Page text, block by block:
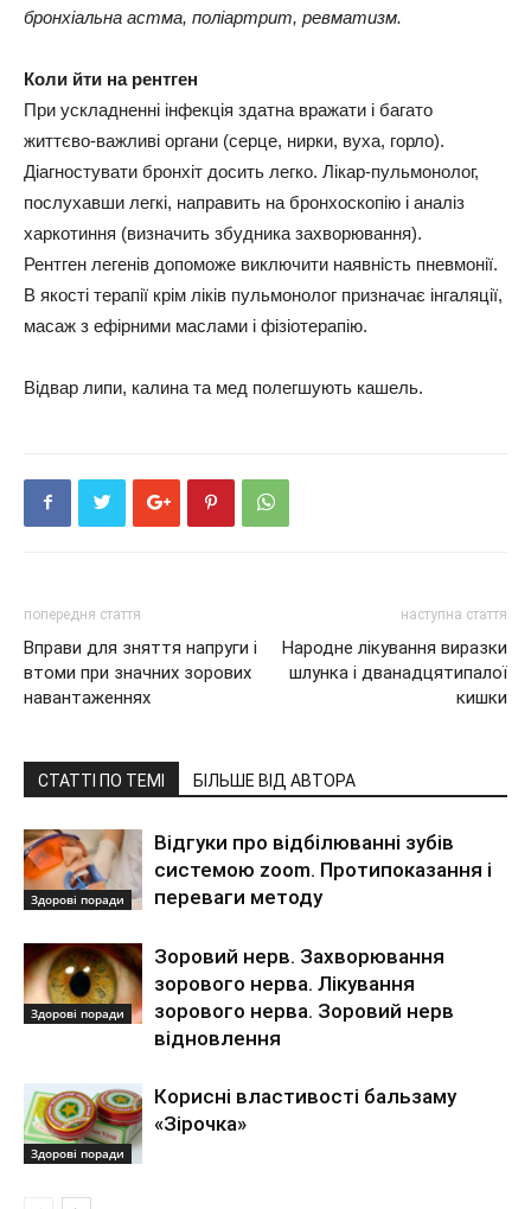
бронхіальна астма, поліартрит, ревматизм.
Коли йти на рентген
При ускладненні інфекція здатна вражати і багато
життєво-важливі органи (серце, нирки, вуха, горло).
Діагностувати бронхіт досить легко. Лікар-пульмонолог,
послухавши легкі, направить на бронхоскопію і аналіз
харкотиння (визначить збудника захворювання).
Рентген легенів допоможе виключити наявність пневмонії.
В якості терапії крім ліків пульмонолог призначає інгаляції,
масаж з ефірними маслами і фізіотерапію.
Відвар липи, калина та мед полегшують кашель.
попередня стаття
Вправи для зняття напруги і
втоми при значних зорових
навантаженнях
наступна стаття
Народне лікування виразки
шлунка і дванадцятипалої
кишки
СТАТТІ ПО ТЕМІ БІЛЬШЕ ВІД АВТОРА
Здорові поради
Відгуки про відбілюванні зубів
системою zoom. Протипоказання і
переваги методу
Здорові поради
Зоровий нерв. Захворювання
зорового нерва. Лікування
зорового нерва. Зоровий нерв
відновлення
Здорові поради
Корисні властивості бальзаму
«Зірочка»